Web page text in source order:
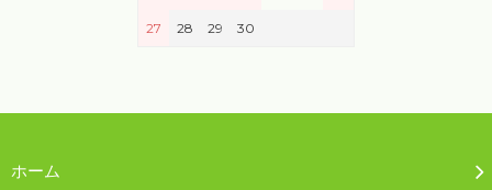
27 28 29 30
ホーム